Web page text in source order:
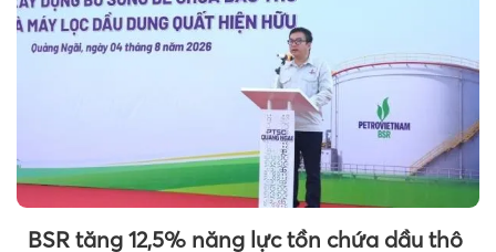
BSR tăng 12,5% năng lực tồn chứa dầu thô